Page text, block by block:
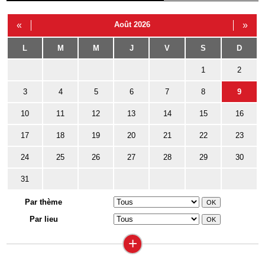
« Août 2026 »
L M M J V S D
1 2
3 4 5 6 7 8 9
10 11 12 13 14 15 16
17 18 19 20 21 22 23
24 25 26 27 28 29 30
31
Par thème
Par lieu
+